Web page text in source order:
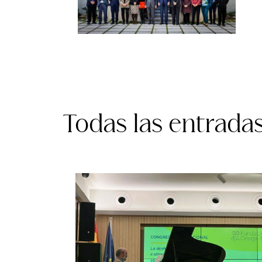
Todas las